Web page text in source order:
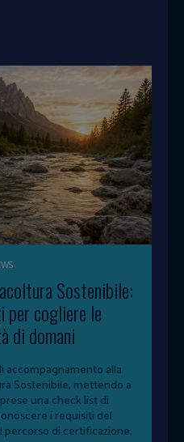
Sostenibile:
per cogliere le
di domani
accompagnamento alla
Sostenibile, mettendo a
una check list di
i requisiti del
percorso di certificazione.